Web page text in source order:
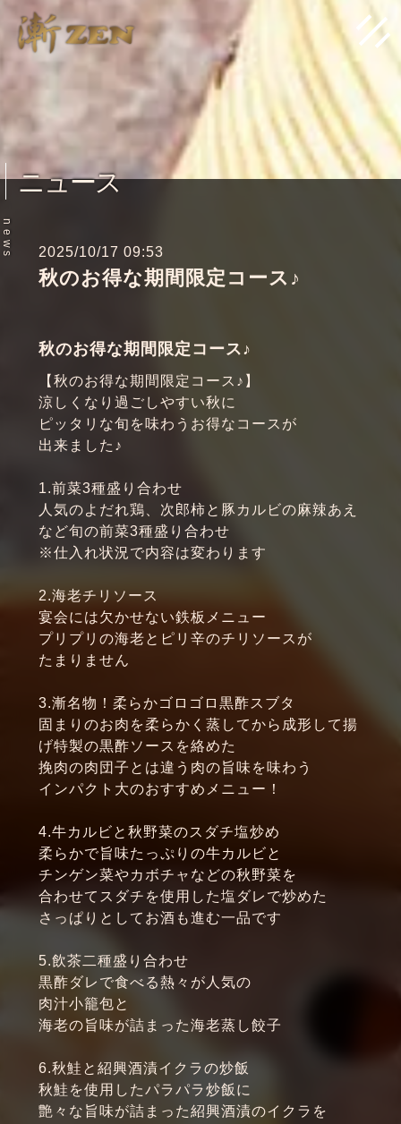
ニュース
n
e
w
s 2025/10/17 09:53
秋のお得な期間限定コース♪
秋のお得な期間限定コース♪
【秋のお得な期間限定コース♪】
涼しくなり過ごしやすい秋に
ピッタリな旬を味わうお得なコースが
出来ました♪
1.前菜3種盛り合わせ
人気のよだれ鶏、次郎柿と豚カルビの麻辣あえ
など旬の前菜3種盛り合わせ
※仕入れ状況で内容は変わります
2.海老チリソース
宴会には欠かせない鉄板メニュー
プリプリの海老とピリ辛のチリソースが
たまりません
3.漸名物！柔らかゴロゴロ黒酢スブタ
固まりのお肉を柔らかく蒸してから成形して揚
げ特製の黒酢ソースを絡めた
挽肉の肉団子とは違う肉の旨味を味わう
インパクト大のおすすめメニュー！
4.牛カルビと秋野菜のスダチ塩炒め
柔らかで旨味たっぷりの牛カルビと
チンゲン菜やカボチャなどの秋野菜を
合わせてスダチを使用した塩ダレで炒めた
さっぱりとしてお酒も進む一品です
5.飲茶二種盛り合わせ
黒酢ダレで食べる熱々が人気の
肉汁小籠包と
海老の旨味が詰まった海老蒸し餃子
6.秋鮭と紹興酒漬イクラの炒飯
秋鮭を使用したパラパラ炒飯に
艶々な旨味が詰まった紹興酒漬のイクラを